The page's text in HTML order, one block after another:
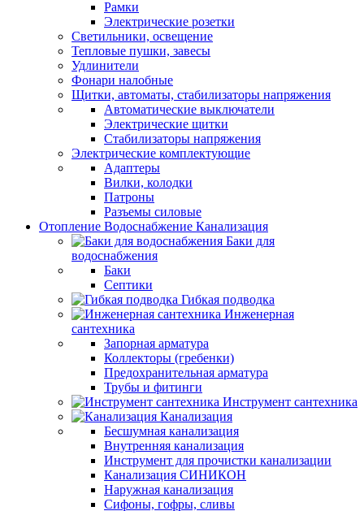
Рамки
Электрические розетки
Светильники, освещение
Тепловые пушки, завесы
Удлинители
Фонари налобные
Щитки, автоматы, стабилизаторы напряжения
Автоматические выключатели
Электрические щитки
Стабилизаторы напряжения
Электрические комплектующие
Адаптеры
Вилки, колодки
Патроны
Разъемы силовые
Отопление Водоснабжение Канализация
Баки для
водоснабжения
Баки
Септики
Гибкая подводка
Инженерная
сантехника
Запорная арматура
Коллекторы (гребенки)
Предохранительная арматура
Трубы и фитинги
Инструмент сантехника
Канализация
Бесшумная канализация
Внутренняя канализация
Инструмент для прочистки канализации
Канализация СИНИКОН
Наружная канализация
Сифоны, гофры, сливы